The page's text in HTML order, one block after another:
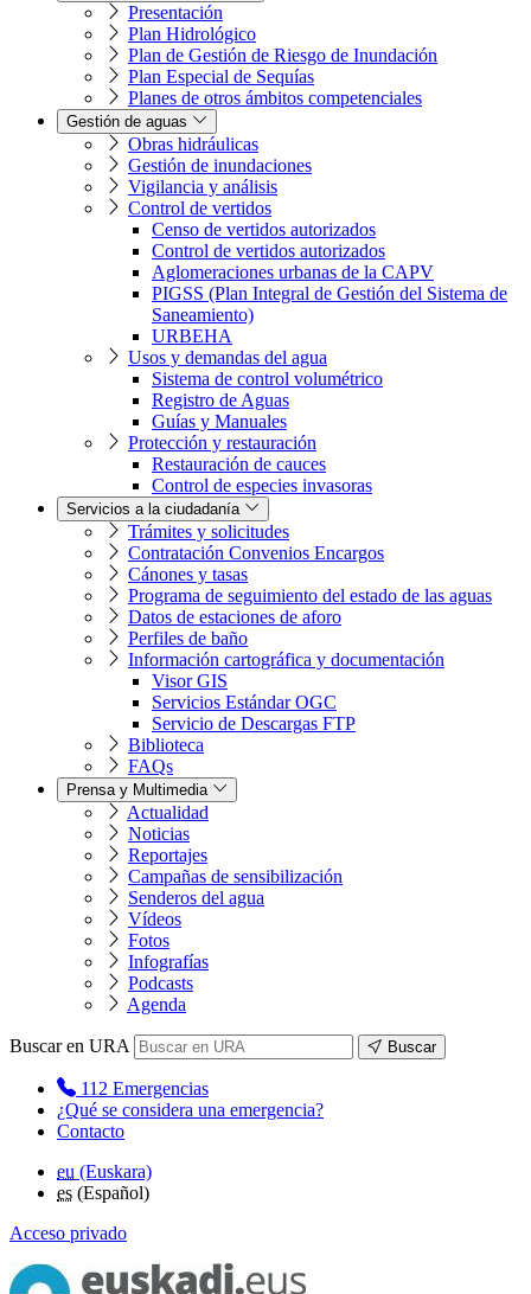
Presentación
Plan Hidrológico
Plan de Gestión de Riesgo de Inundación
Plan Especial de Sequías
Planes de otros ámbitos competenciales
Gestión de aguas
Obras hidráulicas
Gestión de inundaciones
Vigilancia y análisis
Control de vertidos
Censo de vertidos autorizados
Control de vertidos autorizados
Aglomeraciones urbanas de la CAPV
PIGSS (Plan Integral de Gestión del Sistema de
Saneamiento)
URBEHA
Usos y demandas del agua
Sistema de control volumétrico
Registro de Aguas
Guías y Manuales
Protección y restauración
Restauración de cauces
Control de especies invasoras
Servicios a la ciudadanía
Trámites y solicitudes
Contratación Convenios Encargos
Cánones y tasas
Programa de seguimiento del estado de las aguas
Datos de estaciones de aforo
Perfiles de baño
Información cartográfica y documentación
Visor GIS
Servicios Estándar OGC
Servicio de Descargas FTP
Biblioteca
FAQs
Prensa y Multimedia
Actualidad
Noticias
Reportajes
Campañas de sensibilización
Senderos del agua
Vídeos
Fotos
Infografías
Podcasts
Agenda
Buscar en URA Buscar
112 Emergencias
¿Qué se considera una emergencia?
Contacto
eu (Euskara)
es (Español)
Acceso privado